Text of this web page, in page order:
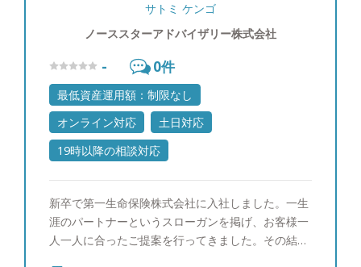
サトミ ケンゴ
ノーススターアドバイザリー株式会社
- 0件
最低資産運用額：制限なし
オンライン対応
土日対応
19時以降の相談対応
新卒で第一生命保険株式会社に入社しました。一生
涯のパートナーというスローガンを掲げ、お客様一
人一人に合ったご提案を行ってきました。その結